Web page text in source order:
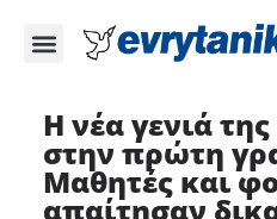
Η νέα γενιά
στην πρώτη
Μαθητές και
απαίτησαν